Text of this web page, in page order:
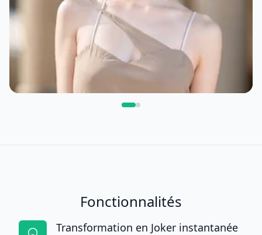
Fonctionnalités
Transformation en Joker instantanée